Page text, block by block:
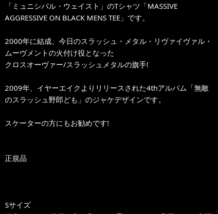
「ミュニシパル・ウェイスト」のTシャツ「MASSIVE
AGGRESSIVE ON BLACK MENS TEE」です。
2000年に結成、今日のスラッシュ・メタル・リヴァイヴァル・
ムーヴメントの火付け役となった
クロスオーヴァー/スラッシュメタルの旗手!
2009年、イヤーエイクよりリリースされた4thアルバム「無敵
のスラッシュ野郎ども」のジャケデザインです。
スケーターの方にもお勧めです!
正規品
Sサイズ